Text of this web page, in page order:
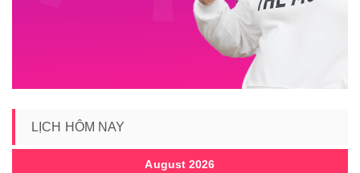
LỊCH HÔM NAY
August 2026